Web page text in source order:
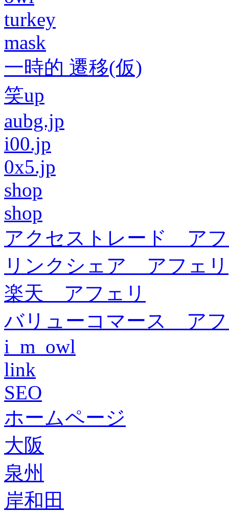
turkey
mask
一時的 遷移(仮)
笑up
aubg.jp
i00.jp
0x5.jp
shop
shop
アクセストレード ア
リンクシェア アフェリ
楽天 アフェリ
バリューコマース ア
i_m_owl
link
SEO
ホームページ
大阪
泉州
岸和田